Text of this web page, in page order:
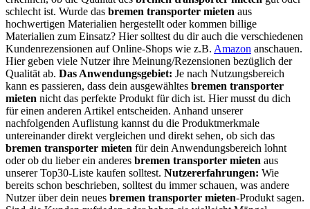
schlecht ist. Wurde das bremen transporter mieten aus
hochwertigen Materialien hergestellt oder kommen billige
Materialien zum Einsatz? Hier solltest du dir auch die verschiedenen
Kundenrezensionen auf Online-Shops wie z.B. Amazon anschauen.
Hier geben viele Nutzer ihre Meinung/Rezensionen bezüglich der
Qualität ab. Das Anwendungsgebiet: Je nach Nutzungsbereich
kann es passieren, dass dein ausgewähltes bremen transporter
mieten nicht das perfekte Produkt für dich ist. Hier musst du dich
für einen anderen Artikel entscheiden. Anhand unserer
nachfolgenden Auflistung kannst du die Produktmerkmale
untereinander direkt vergleichen und direkt sehen, ob sich das
bremen transporter mieten für dein Anwendungsbereich lohnt
oder ob du lieber ein anderes bremen transporter mieten aus
unserer Top30-Liste kaufen solltest. Nutzererfahrungen: Wie
bereits schon beschrieben, solltest du immer schauen, was andere
Nutzer über dein neues bremen transporter mieten-Produkt sagen.